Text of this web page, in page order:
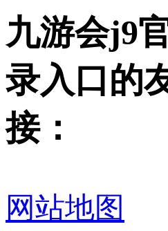
九游会j9
录入口的
接：
网站地图